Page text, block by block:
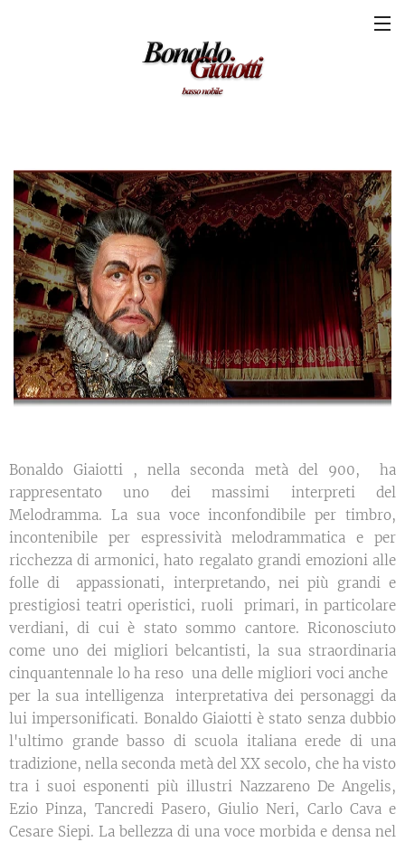
Bonaldo Giaiotti , nella seconda metà del 900, ha
rappresentato uno dei massimi interpreti del
Melodramma. La sua voce inconfondibile per timbro,
incontenibile per espressività melodrammatica e per
ricchezza di armonici, hato regalato grandi emozioni alle
folle di appassionati, interpretando, nei più grandi e
prestigiosi teatri operistici, ruoli primari, in particolare
verdiani, di cui è stato sommo cantore. Riconosciuto
come uno dei migliori belcantisti, la sua straordinaria
cinquantennale lo ha reso una delle migliori voci anche
per la sua intelligenza interpretativa dei personaggi da
lui impersonificati. Bonaldo Giaiotti è stato senza dubbio
l'ultimo grande basso di scuola italiana erede di una
tradizione, nella seconda metà del XX secolo, che ha visto
tra i suoi esponenti più illustri Nazzareno De Angelis,
Ezio Pinza, Tancredi Pasero, Giulio Neri, Carlo Cava e
Cesare Siepi. La bellezza di una voce morbida e densa nel